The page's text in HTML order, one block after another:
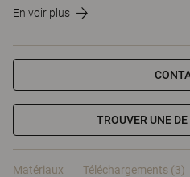
En voir plus
TROUVER UNE
Matériaux Téléchargements (3)